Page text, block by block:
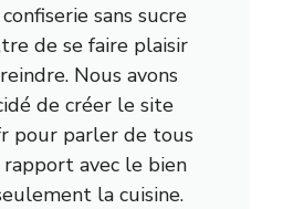
sans sucre
de se faire plaisir
Nous avons
de créer le site
pour parler de tous
avec le bien
la cuisine.